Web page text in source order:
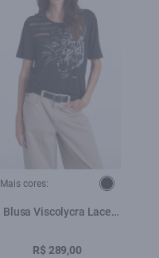
Mais cores:
Blusa Viscolycra Lace
R$ 289,00